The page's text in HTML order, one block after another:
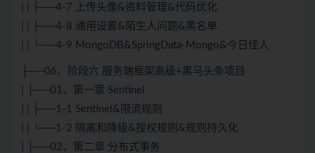
| | ├──4-7 上传头像&资料管理&代码优化
| | ├──4-8 通用设置&陌生人问题&黑名单
| | └──4-9 MongoDB&SpringData-Mongo&今日佳人
├──06、阶段六 服务端框架高级+黑马头条项目
| ├──01、第一章 Sentinel
| | ├──1-1 Sentinel&限流规则
| | └──1-2 隔离和降级&授权规则&规则持久化
| ├──02、第二章 分布式事务